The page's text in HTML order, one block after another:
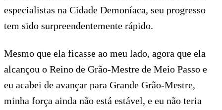
especialistas na Cidade Demoníaca, seu progresso
tem sido surpreendentemente rápido.
Mesmo que ela ficasse ao meu lado, agora que ela
alcançou o Reino de Grão-Mestre de Meio Passo e
eu acabei de avançar para Grande Grão-Mestre,
minha força ainda não está estável, e eu não teria